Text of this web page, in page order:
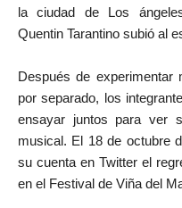
la ciudad de Los
Quentin Tarantino subió al
Después de experimentar
por separado, los
ensayar juntos para ver
musical. El 18 de octubre
su cuenta en Twitter el
en el Festival de Viña del